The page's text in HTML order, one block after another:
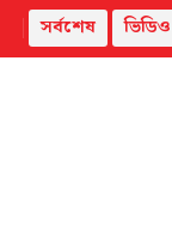
২০ বছরের জেল
সর্বশেষ ভিডিও